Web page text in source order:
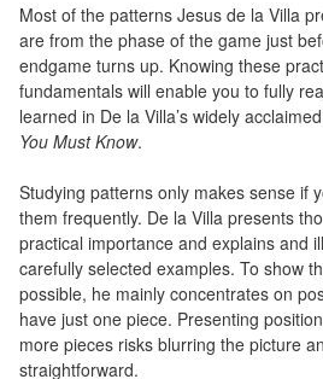
Pour
les
enfants
Pour
la
famille
Pour
les
initiés
Most of the patterns Jesus de la Villa
are from the phase of the game just
endgame turns up. Knowing these
fundamentals will enable you to fully
learned in De la Villa’s widely
You Must Know.
Studying patterns only makes sense if
them frequently. De la Villa presents
practical importance and explains and
carefully selected examples. To show
possible, he mainly concentrates on
have just one piece. Presenting
more pieces risks blurring the picture
straightforward.